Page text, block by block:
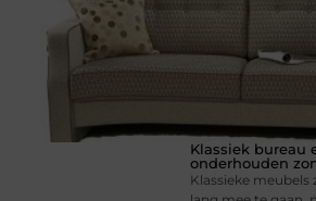
Klassiek bureau
onderhouden
Klassieke